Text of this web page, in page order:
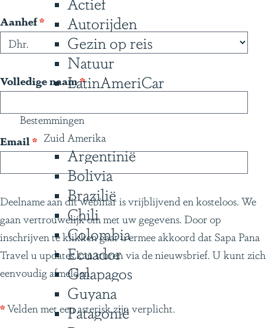
e
Autorijden
Gezin op reis
Natuur
LatinAmeriCar
Bestemmingen
Zuid Amerika
Argentinië
Bolivia
Brazilië
Chili
Colombia
Ecuador
Galapagos
Guyana
Patagonië
Aanhef*v
r
l
i
c
h
Volledige naam*v
r
p
l
i
h
t
Email*v
r
i
c
h
Deelname aan dit webinar is vrijblijvend en kosteloos. We
gaan vertrouwelijk om met uw gegevens. Door op
inschrijven te klikken gaat u ermee akkoord dat Sapa Pana
Travel u updates kan sturen via de nieuwsbrief. U kunt zich
eenvoudig afmelden.
*Velden met een asterisk zijn verplicht.